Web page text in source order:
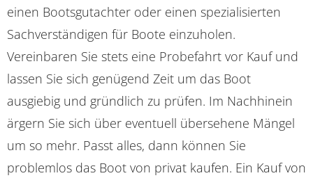
einen Bootsgutachter oder einen spezialisierten
Sachverständigen für Boote einzuholen.
Vereinbaren Sie stets eine Probefahrt vor Kauf und
lassen Sie sich genügend Zeit um das Boot
ausgiebig und gründlich zu prüfen. Im Nachhinein
ärgern Sie sich über eventuell übersehene Mängel
um so mehr. Passt alles, dann können Sie
problemlos das Boot von privat kaufen. Ein Kauf von